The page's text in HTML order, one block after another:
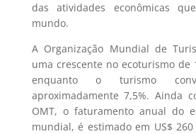
das atividades econômicas
mundo.
A Organização Mundial de
uma crescente no ecoturismo de
enquanto o turismo
aproximadamente 7,5%. Ainda
OMT, o faturamento anual do
mundial, é estimado em US$